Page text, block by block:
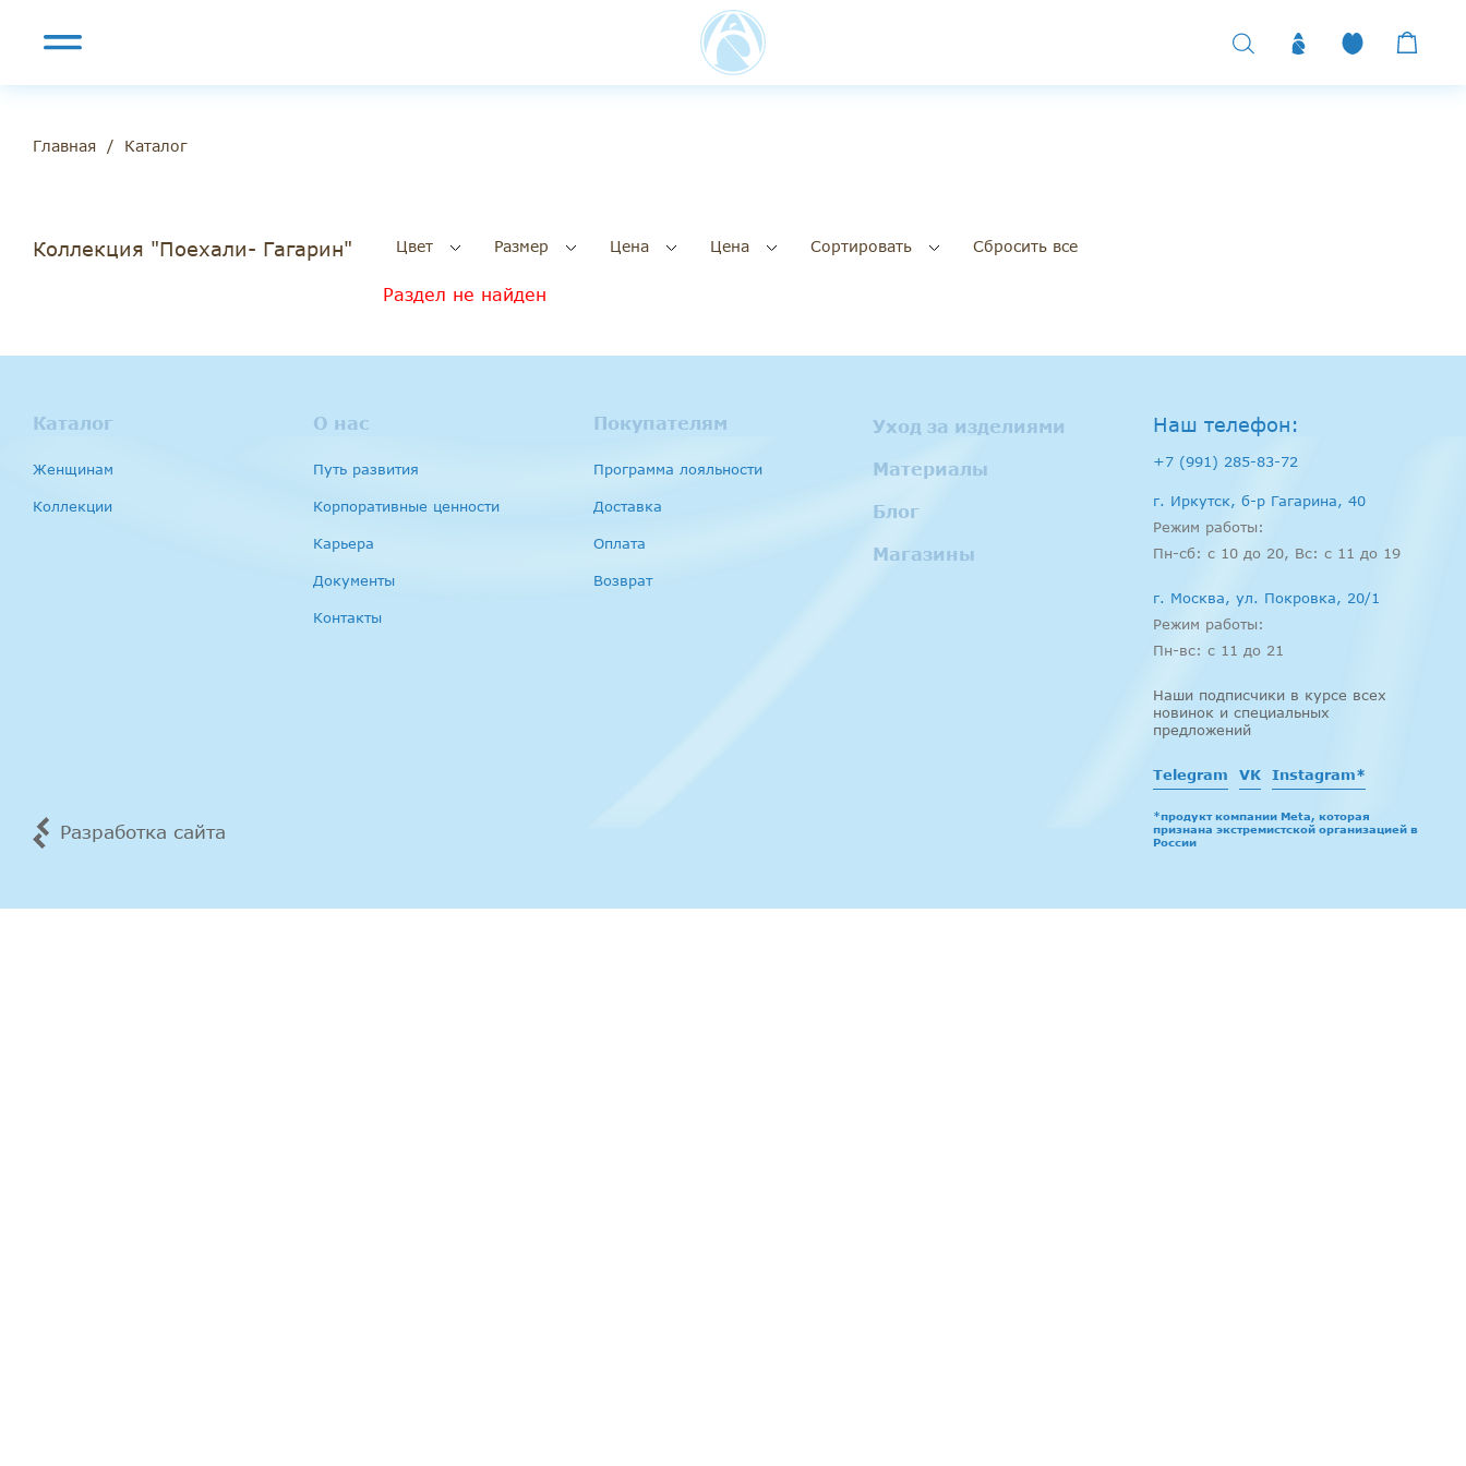
Главная / Каталог
Коллекция "Поехали- Гагарин" Цвет Размер Цена Цена Сортировать Сбросить все
Раздел не найден
Каталог
Женщинам
Коллекции
О нас
Путь развития
Корпоративные ценности
Карьера
Документы
Контакты
Покупателям
Программа лояльности
Доставка
Оплата
Возврат
Уход за изделиями
Материалы
Блог
Магазины
Наш телефон:
+7 (991) 285-83-72
г. Иркутск, б-р Гагарина, 40
Режим работы:
Пн-сб: c 10 до 20, Вс: с 11 до 19
г. Москва, ул. Покровка, 20/1
Режим работы:
Пн-вс: c 11 до 21
Наши подписчики в курсе всех
новинок и специальных
предложений
Telegram VK Instagram*
*продукт компании Meta, которая
признана экстремистской организацией в
России
Разработка сайта